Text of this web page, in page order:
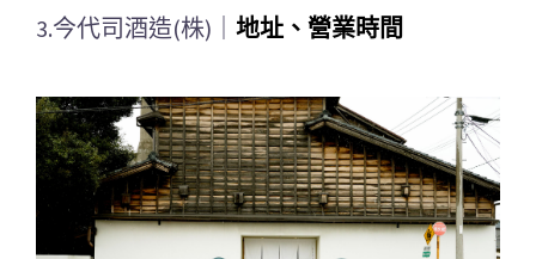
3.今代司酒造(株)｜ 地址、營業時間